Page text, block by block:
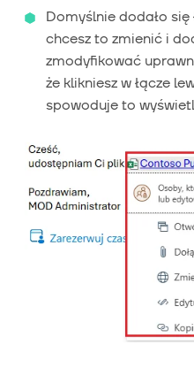
Domyślnie dodało się
chcesz to zmienić i
zmodyfikować
że klikniesz w łącze
spowoduje to